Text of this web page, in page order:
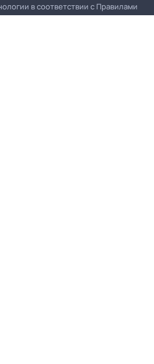
в соответствии с Правилами